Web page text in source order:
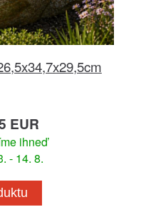
EUR
ihneď
- 14. 8.